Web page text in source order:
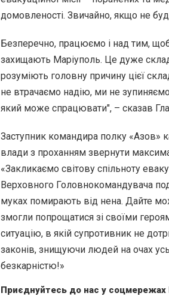
домовленості. Звичайно, якщо не
Безперечно, працюємо і над тим, щоб
захищають Маріуполь. Це дуже
розуміють головну причину цієї
не втрачаємо надію, ми не
який може спрацювати", – сказав
Заступник командира полку «Азов»
влади з проханням звернути
«Закликаємо світову спільноту
Верховного Головнокомандувача
муках помирають від нена. Дайте
змогли попрощатися зі своїми
ситуацію, в якій супротивник не
законів, знищуючи людей на очах
безкарністю!»
Приєднуйтесь до нас у соцмережах